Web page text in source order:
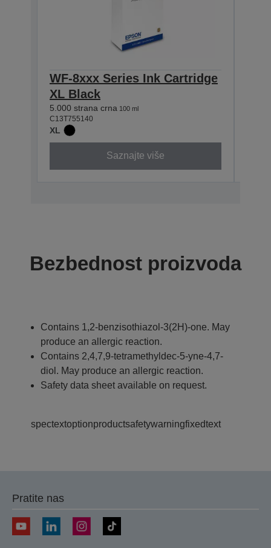
WF-8xxx Series Ink Cartridge
XL Black
5.000 strana crna 100 ml
C13T755140
XL
Saznajte više
Bezbednost proizvoda
Contains 1,2-benzisothiazol-3(2H)-one. May
produce an allergic reaction.
Contains 2,4,7,9-tetramethyldec-5-yne-4,7-
diol. May produce an allergic reaction.
Safety data sheet available on request.
spectextoptionproductsafetywarningfixedtext
Pratite nas